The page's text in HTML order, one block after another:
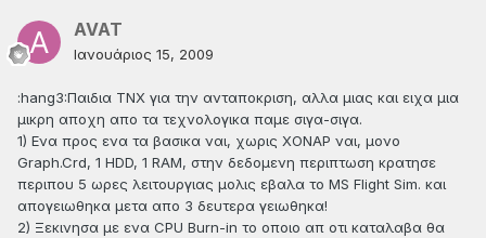
AVAT
Ιανουάριος 15, 2009
:hang3:Παιδια ΤΝΧ για την ανταποκριση, αλλα μιας και ειχα μια
μικρη αποχη απο τα τεχνολογικα παμε σιγα-σιγα.
1) Ενα προς ενα τα βασικα ναι, χωρις ΧΟΝΑΡ ναι, μονο
Graph.Crd, 1 HDD, 1 RAM, στην δεδομενη περιπτωση κρατησε
περιπου 5 ωρες λειτουργιας μολις εβαλα το MS Flight Sim. και
απογειωθηκα μετα απο 3 δευτερα γειωθηκα!
2) Ξεκινησα με ενα CPU Burn-in το οποιο απ οτι καταλαβα θα